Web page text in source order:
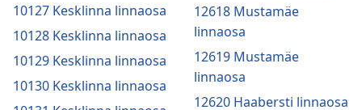
10127 Kesklinna linnaosa
10128 Kesklinna linnaosa
10129 Kesklinna linnaosa
10130 Kesklinna linnaosa
12618 Mustamäe
linnaosa
12619 Mustamäe
linnaosa
12620 Haabersti linnaosa